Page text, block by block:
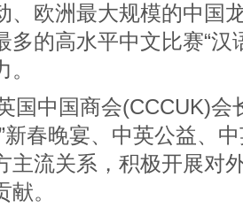
、欧洲最大规模的中国
多的高水平中文比赛“汉
国中国商会(CCCUK)
新春晚宴、中英公益、
主流关系，积极开展对
。